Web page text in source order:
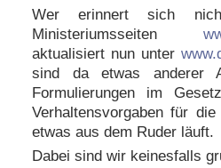
Wer erinnert sich
Ministeriumsseiten
aktualisiert nun unter
sind da etwas anderer
Formulierungen im
Verhaltensvorgaben für
etwas aus dem Ruder läuft.
Dabei sind wir keinesfalls